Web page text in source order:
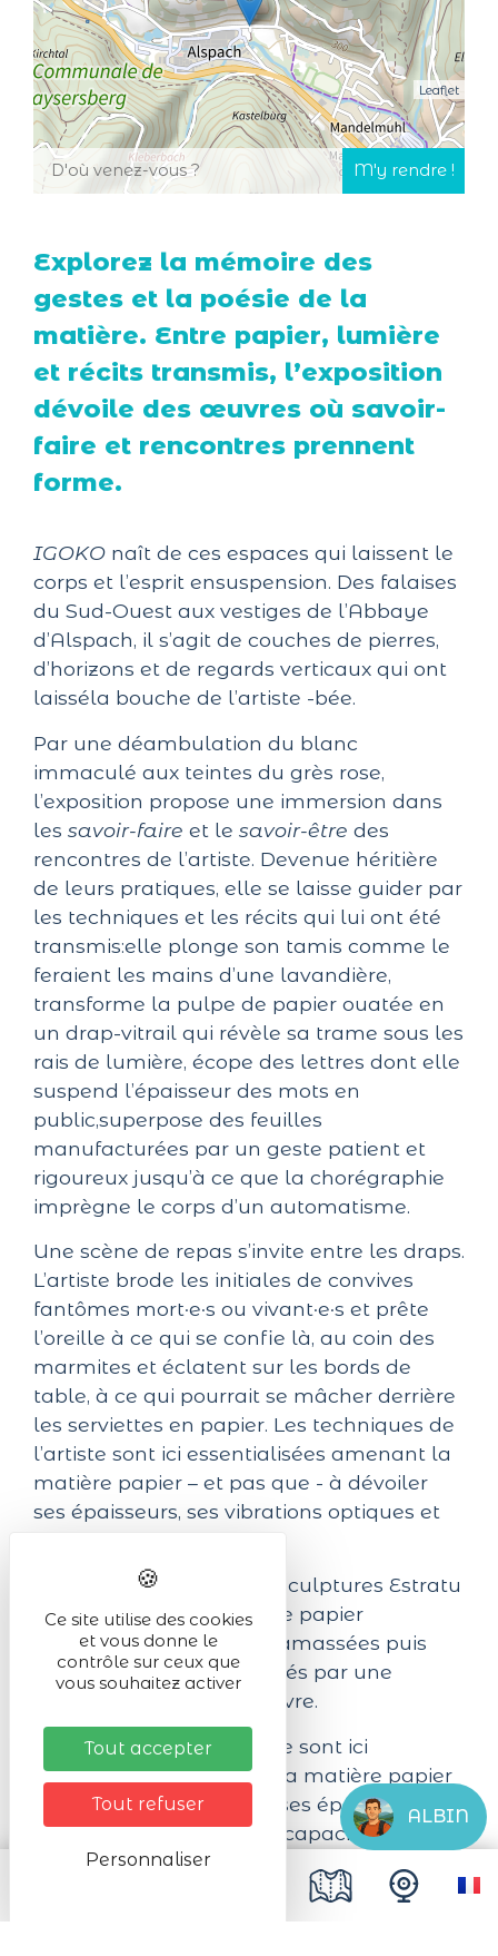
Leaflet
Explorez la mémoire des
gestes et la poésie de la
matière. Entre papier, lumière
et récits transmis, l’exposition
dévoile des œuvres où savoir-
faire et rencontres prennent
forme.
IGOKO naît de ces espaces qui laissent le
corps et l’esprit ensuspension. Des falaises
du Sud-Ouest aux vestiges de l’Abbaye
d’Alspach, il s’agit de couches de pierres,
d’horizons et de regards verticaux qui ont
laisséla bouche de l’artiste -bée.
Par une déambulation du blanc
immaculé aux teintes du grès rose,
l’exposition propose une immersion dans
les savoir-faire et le savoir-être des
rencontres de l’artiste. Devenue héritière
de leurs pratiques, elle se laisse guider par
les techniques et les récits qui lui ont été
transmis:elle plonge son tamis comme le
feraient les mains d’une lavandière,
transforme la pulpe de papier ouatée en
un drap-vitrail qui révèle sa trame sous les
rais de lumière, écope des lettres dont elle
suspend l’épaisseur des mots en
public,superpose des feuilles
manufacturées par un geste patient et
rigoureux jusqu’à ce que la chorégraphie
imprègne le corps d’un automatisme.
Une scène de repas s’invite entre les draps.
L’artiste brode les initiales de convives
fantômes mort·e·s ou vivant·e·s et prête
l’oreille à ce qui se confie là, au coin des
marmites et éclatent sur les bords de
table, à ce qui pourrait se mâcher derrière
les serviettes en papier. Les techniques de
l’artiste sont ici essentialisées amenant la
matière papier – et pas que - à dévoiler
ses épaisseurs, ses vibrations optiques et
Quant à elle, la série de sculptures Estratu
se compose de feuilles de papier
découpées en lamelles, amassées puis
assemblées aux extrémités par une
technique de reliure de livre.
Les techniques de l’artiste sont ici
essentialisées amenant la matière papier
– et pas que - à dévoiler ses épaisseurs, ses
vibrations optiques et sa capacité
narrative.
est une ode à celles et ceux qui
ALBIN
Ce site utilise des cookies
et vous donne le
contrôle sur ceux que
vous souhaitez activer
Tout accepter
Tout refuser
Personnaliser